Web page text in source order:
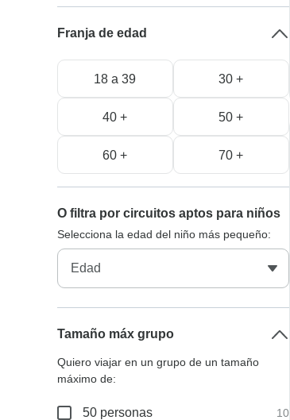
Franja de edad
18 a 39 30 +
40 + 50 +
60 + 70 +
O filtra por circuitos aptos para niños
Selecciona la edad del niño más pequeño:
Tamaño máx grupo
Quiero viajar en un grupo de un tamaño
máximo de:
50 personas 10